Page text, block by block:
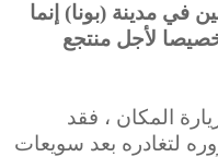
في مدينة (بونا) إنما
لأجل منتجع
المكان ، فقد
لتغادره بعد سويعات